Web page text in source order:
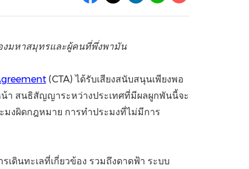
China International Import Expo
งมหาสมุทรและผู้คนที่พึ่งพามัน
(CTA) ได้รับเสียงสนับสนุนเพียงพอ
า สนธิสัญญาระหว่างประเทศที่มีผลผูกพันนี้จะ
มงผิดกฎหมาย การทำประมงที่ไม่มีการ
ดินทะเลที่เกี่ยวข้อง รวมถึงดาดฟ้า ระบบ